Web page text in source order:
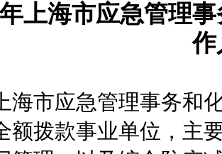
上海市应急管理
作
应急管理事务和化
额拨款事业单位，主